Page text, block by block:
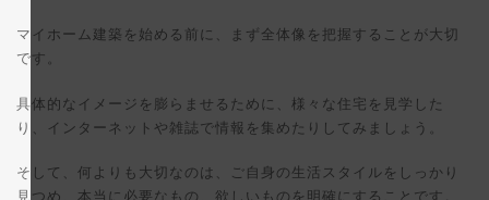
マイホーム建築を始める前に、まず全体像を把握することが大切
です。
具体的なイメージを膨らませるために、様々な住宅を見学した
り、インターネットや雑誌で情報を集めたりしてみましょう。
そして、何よりも大切なのは、ご自身の生活スタイルをしっかり
見つめ、本当に必要なもの、欲しいものを明確にすることです。